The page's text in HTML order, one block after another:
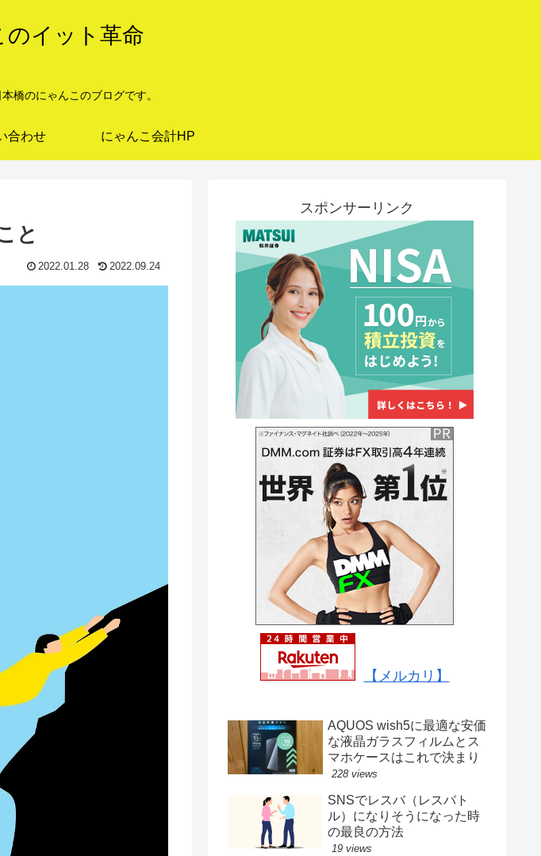
のイット革命
橋のにゃんこのブログです。
合わせ にゃんこ会計HP
と
2022.01.28 2022.09.24
スポンサーリンク
【メルカリ】
AQUOS wish5に最適な安価
な液晶ガラスフィルムとス
マホケースはこれで決まり
228 views
SNSでレスバ（レスバト
ル）になりそうになった時
の最良の方法
19 views